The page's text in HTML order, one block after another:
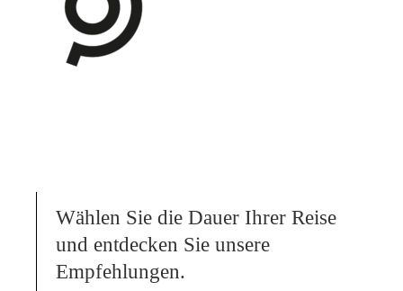
Wählen Sie die Dauer Ihrer Reise
und entdecken Sie unsere
Empfehlungen.